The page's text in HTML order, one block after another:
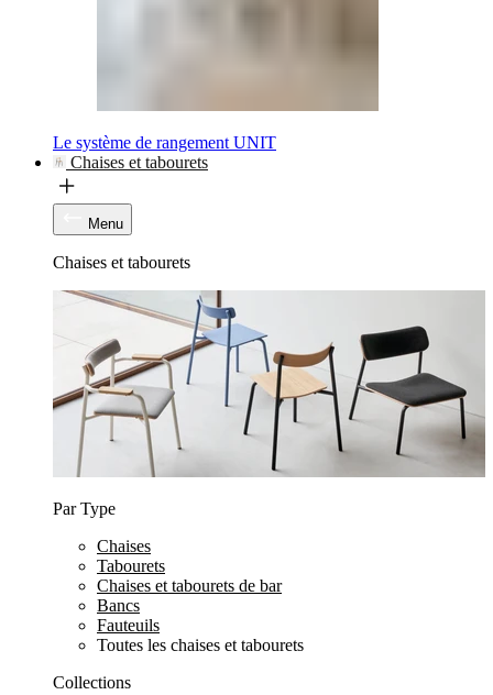
Le système de rangement UNIT
Chaises et tabourets
Menu
Chaises et tabourets
Par Type
Chaises
Tabourets
Chaises et tabourets de bar
Bancs
Fauteuils
Toutes les chaises et tabourets
Collections